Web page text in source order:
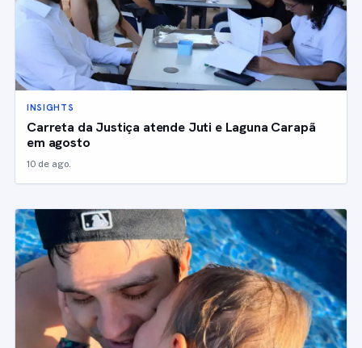
INSIGHTS
Carreta da Justiça atende Juti e Laguna Carapã
em agosto
10 de ago.